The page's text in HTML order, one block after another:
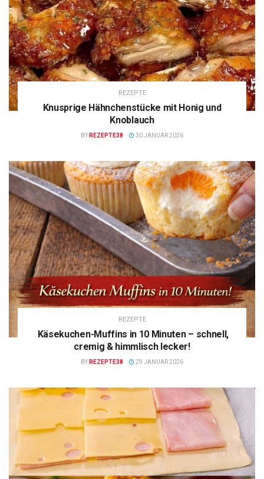
REZEPTE
Knusprige Hähnchenstücke mit Honig und
Knoblauch
BY REZEPTE38 30 JANUAR 2026
REZEPTE
Käsekuchen-Muffins in 10 Minuten – schnell,
cremig & himmlisch lecker!
BY REZEPTE38 29 JANUAR 2026